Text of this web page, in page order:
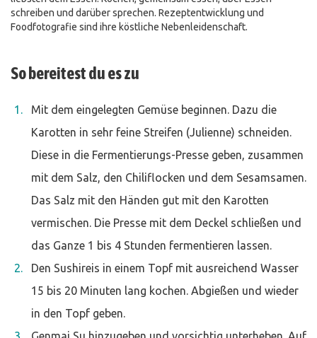
schreiben und darüber sprechen. Rezeptentwicklung und
Foodfotografie sind ihre köstliche Nebenleidenschaft.
So bereitest du es zu
Mit dem eingelegten Gemüse beginnen. Dazu die
Karotten in sehr feine Streifen (Julienne) schneiden.
Diese in die Fermentierungs-Presse geben, zusammen
mit dem Salz, den Chiliflocken und dem Sesamsamen.
Das Salz mit den Händen gut mit den Karotten
vermischen. Die Presse mit dem Deckel schließen und
das Ganze 1 bis 4 Stunden fermentieren lassen.
Den Sushireis in einem Topf mit ausreichend Wasser
15 bis 20 Minuten lang kochen. Abgießen und wieder
in den Topf geben.